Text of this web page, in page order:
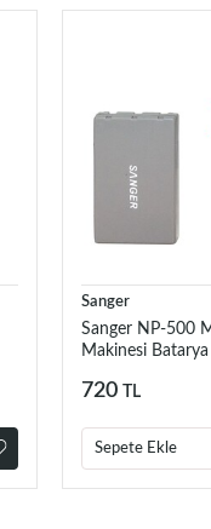
Sanger
Sanger NP-500
Makinesi Batarya
720 TL
Sepete Ekle